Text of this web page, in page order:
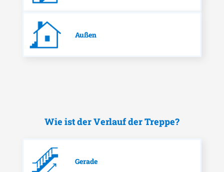
Außen
Wie ist der Verlauf der Treppe?
Gerade